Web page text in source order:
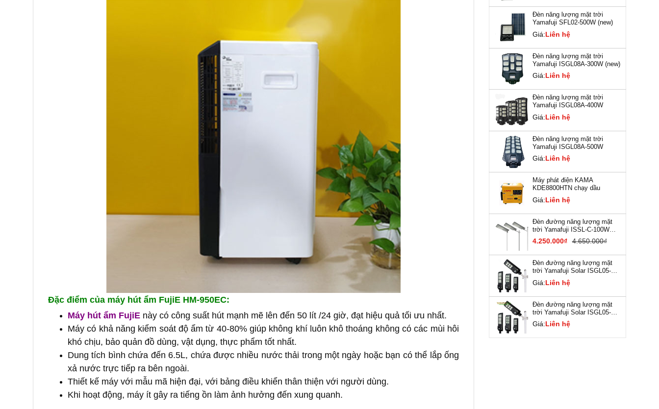
Đặc điểm của máy hút ẩm FujiE HM-950EC:
Máy hút ẩm FujiE này có công suất hút mạnh mẽ lên đến 50 lít /24 giờ, đạt hiệu quả tối ưu nhất.
Máy có khả năng kiểm soát độ ẩm từ 40-80% giúp không khí luôn khô thoáng không có các mùi hôi
khó chịu, bảo quản đồ dùng, vật dụng, thực phẩm tốt nhất.
Dung tích bình chứa đến 6.5L, chứa được nhiều nước thải trong một ngày hoặc bạn có thể lắp ống
xả nước trực tiếp ra bên ngoài.
Thiết kế máy với mẫu mã hiện đại, với bảng điều khiển thân thiện với người dùng.
Khi hoạt động, máy ít gây ra tiếng ồn làm ảnh hưởng đến xung quanh.
Đèn năng lượng mặt trời
Yamafuji SFL02-500W (new)
Giá:Liên hệ
Đèn năng lượng mặt trời
Yamafuji ISGL08A-300W (new)
Giá:Liên hệ
Đèn năng lượng mặt trời
Yamafuji ISGL08A-400W
Giá:Liên hệ
Đèn năng lượng mặt trời
Yamafuji ISGL08A-500W
Giá:Liên hệ
Máy phát điện KAMA
KDE8800HTN chạy dầu
Giá:Liên hệ
Đèn đường năng lượng mặt
trời Yamafuji ISSL-C-100W
(New)
4.250.000₫ 4.650.000₫
Đèn đường năng lượng mặt
trời Yamafuji Solar ISGL05-
120W
Giá:Liên hệ
Đèn đường năng lượng mặt
trời Yamafuji Solar ISGL05-
180W
Giá:Liên hệ